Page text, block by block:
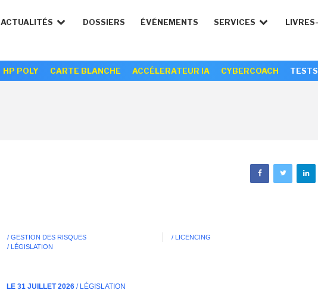
ACTUALITÉS DOSSIERS ÉVÉNEMENTS SERVICES
HP POLY CARTE BLANCHE ACCÉLERATEUR IA CYBERCOACH TESTS
/ GESTION DES RISQUES
/ LÉGISLATION
/ LICENCING
LE 31 JUILLET 2026 / LÉGISLATION